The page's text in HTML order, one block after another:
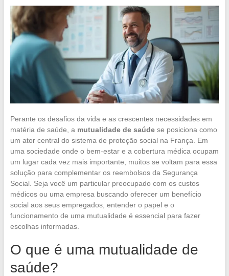
Perante os desafios da vida e as crescentes necessidades em
matéria de saúde, a mutualidade de saúdese posiciona como
um ator central do sistema de proteção social na França. Em
uma sociedade onde o bem-estar e a cobertura médica ocupam
um lugar cada vez mais importante, muitos se voltam para essa
solução para complementar os reembolsos da Segurança
Social. Seja você um particular preocupado com os custos
médicos ou uma empresa buscando oferecer um benefício
social aos seus empregados, entender o papel e o
funcionamento de uma mutualidade é essencial para fazer
escolhas informadas.
O que é uma mutualidade de
saúde?